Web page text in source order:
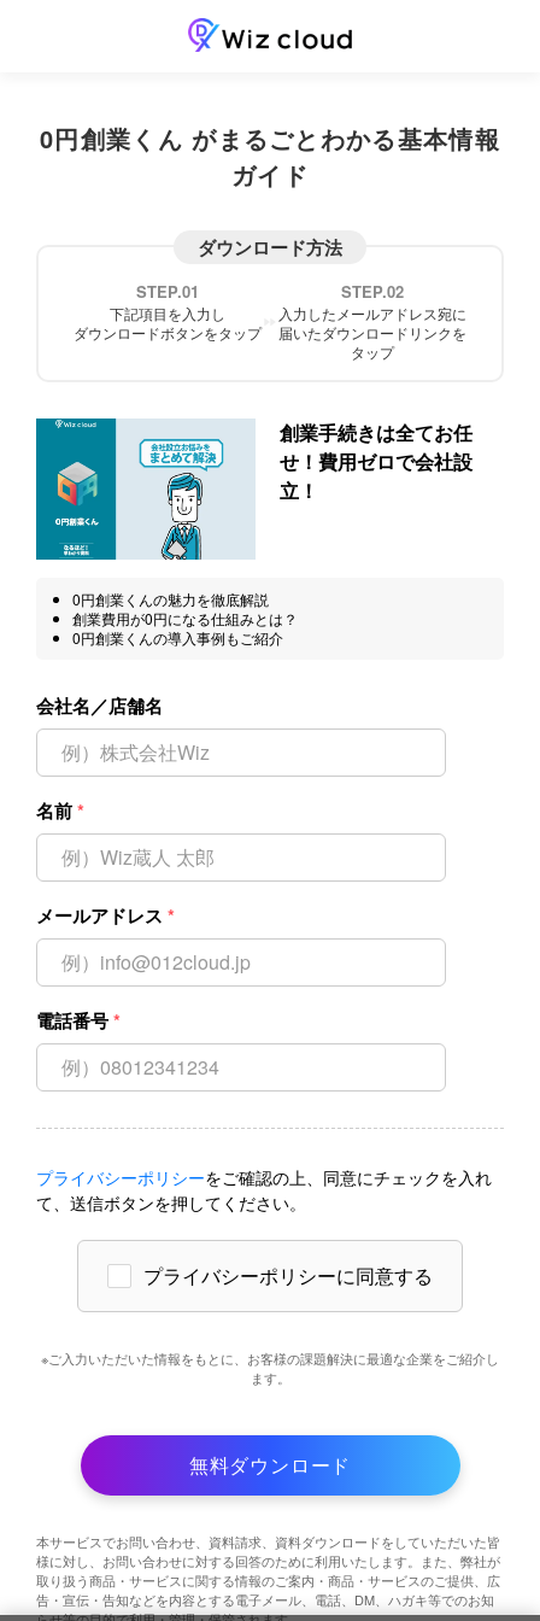
0円創業くん がまるごとわかる基本情報
ガイド
ダウンロード方法
STEP.01
下記項目を入力し
ダウンロードボタンをタップ
STEP.02
入力したメールアドレス宛に
届いたダウンロードリンクを
タップ
創業手続きは全てお任
せ！費用ゼロで会社設
立！
0円創業くんの魅力を徹底解説
創業費用が0円になる仕組みとは？
0円創業くんの導入事例もご紹介
会社名／店舗名
名前*
メールアドレス *
電話番号*
プライバシーポリシーをご確認の上、 同意にチェックを入れ
て、送信ボタンを押してください。
プライバシーポリシーに同意する
※ご入力いただいた情報をもとに、お客様の課題解決に最適な企業をご紹介し
ます。
無料ダウンロード
本サービスでお問い合わせ、資料請求、資料ダウンロードをしていただいた皆
様に対し、お問い合わせに対する回答のために利用いたします。また、弊社が
取り扱う商品・サービスに関する情報のご案内・商品・サービスのご提供、広
告・宣伝・告知などを内容とする電子メール、電話、DM、ハガキ等でのお知